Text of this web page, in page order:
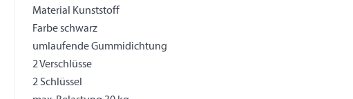
Material Kunststoff
Farbe schwarz
umlaufende Gummidichtung
2 Verschlüsse
2 Schlüssel